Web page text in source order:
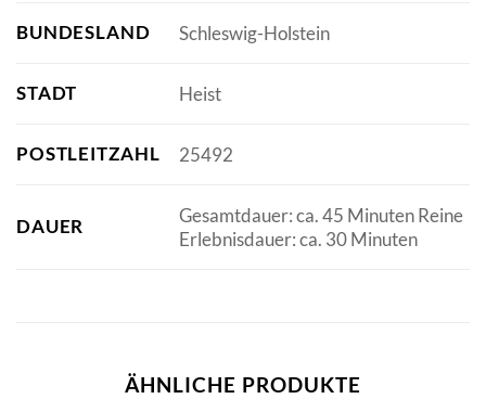
BUNDESLAND Schleswig-Holstein
STADT Heist
POSTLEITZAHL 25492
DAUER
Gesamtdauer: ca. 45 Minuten Reine
Erlebnisdauer: ca. 30 Minuten
ÄHNLICHE PRODUKTE